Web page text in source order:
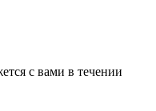
с вами в течении